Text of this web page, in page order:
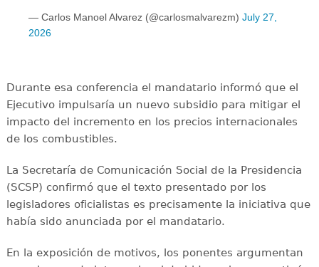
— Carlos Manoel Alvarez (@carlosmalvarezm) July 27,
2026
Durante esa conferencia el mandatario informó que el
Ejecutivo impulsaría un nuevo subsidio para mitigar el
impacto del incremento en los precios internacionales
de los combustibles.
La Secretaría de Comunicación Social de la Presidencia
(SCSP) confirmó que el texto presentado por los
legisladores oficialistas es precisamente la iniciativa que
había sido anunciada por el mandatario.
En la exposición de motivos, los ponentes argumentan